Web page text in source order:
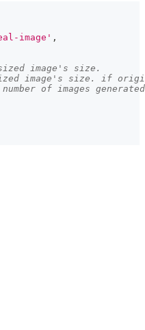
image' ,
image's size.
image's size. if
of images